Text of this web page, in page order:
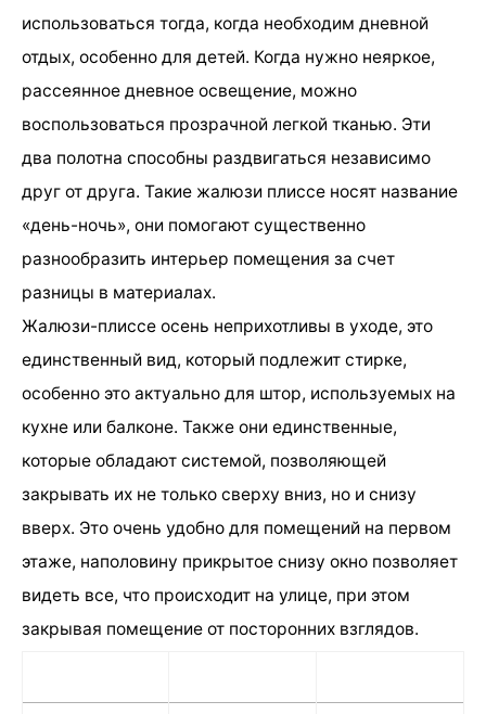
использоваться тогда, когда необходим дневной
отдых, особенно для детей. Когда нужно неяркое,
рассеянное дневное освещение, можно
воспользоваться прозрачной легкой тканью. Эти
два полотна способны раздвигаться независимо
друг от друга. Такие жалюзи плиссе носят название
«день-ночь», они помогают существенно
разнообразить интерьер помещения за счет
разницы в материалах.
Жалюзи-плиссе осень неприхотливы в уходе, это
единственный вид, который подлежит стирке,
особенно это актуально для штор, используемых на
кухне или балконе. Также они единственные,
которые обладают системой, позволяющей
закрывать их не только сверху вниз, но и снизу
вверх. Это очень удобно для помещений на первом
этаже, наполовину прикрытое снизу окно позволяет
видеть все, что происходит на улице, при этом
закрывая помещение от посторонних взглядов.